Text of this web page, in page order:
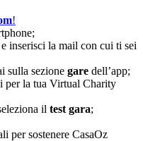
!
e inserisci la mail con cui ti sei
sulla sezione gare dell’app;
per la tua Virtual Charity
il test gara;
per sostenere CasaOz